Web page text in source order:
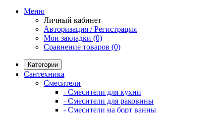
Меню
Личный кабинет
Авторизация / Регистрация
Мои закладки (0)
Сравнение товаров (0)
Категории
Сантехника
Смесители
- Смесители для кухни
- Смесители для раковины
- Смесители на борт ванны